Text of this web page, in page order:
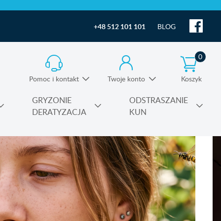
+48 512 101 101 BLOG
Pomoc i kontakt Twoje konto Koszyk
0
GRYZONIE
DERATYZACJA
ODSTRASZANIE
KUN